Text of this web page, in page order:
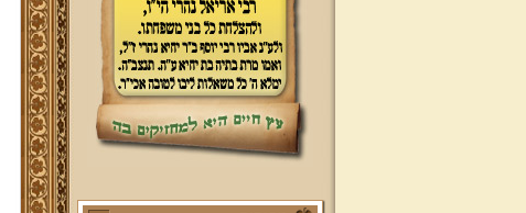
ברוכים הבאים לאתר מהרי"ץ
יד מהרי"ץ - פורטל תורני למורשת יהדות
תימן, האתר הרשמי להנצחת מורשתו
של גאון רבני תימן ותפארתם מהרי"ץ
זצוק"ל. באתר תמצאו גם תכנים תורניים
והלכתיים רבים של מרן הגאון הרב יצחק
ושו"ת עולת יצחק ג"ח ועוד, וכן תוכלו